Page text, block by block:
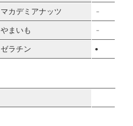
マカデミアナッツ －
やまいも －
ゼラチン ●